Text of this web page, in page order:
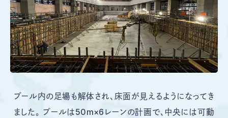
プール内の足場も解体され、床面が見えるようになってき
ました。 プールは50m×6レーンの計画で、中央には可動